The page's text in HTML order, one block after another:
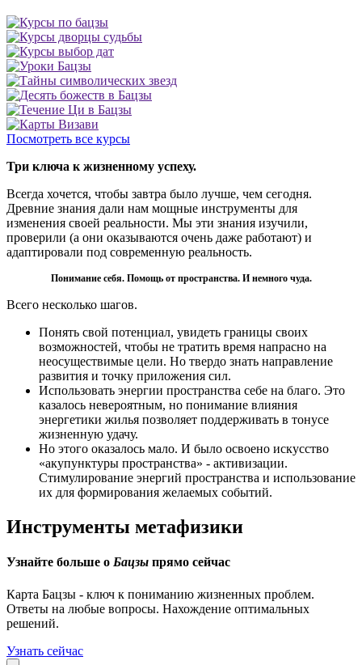
Посмотреть все курсы
Три ключа к жизненному успеху.
Всегда хочется, чтобы завтра было лучше, чем сегодня.
Древние знания дали нам мощные инструменты для
изменения своей реальности. Мы эти знания изучили,
проверили (а они оказываются очень даже работают) и
адаптировали под современную реальность.
Понимание себя. Помощь от пространства. И немного чуда.
Всего несколько шагов.
Понять свой потенциал, увидеть границы своих
возможностей, чтобы не тратить время напрасно на
неосуществимые цели. Но твердо знать направление
развития и точку приложения сил.
Использовать энергии пространства себе на благо. Это
казалось невероятным, но понимание влияния
энергетики жилья позволяет поддерживать в тонусе
жизненную удачу.
Но этого оказалось мало. И было освоено искусство
«акупунктуры пространства» - активизации.
Стимулирование энергий пространства и использование
их для формирования желаемых событий.
Инструменты метафизики
Узнайте больше о Бацзы прямо сейчаc
Карта Бацзы - ключ к пониманию жизненных проблем.
Ответы на любые вопросы. Нахождение оптимальных
решений.
Узнать сейчас